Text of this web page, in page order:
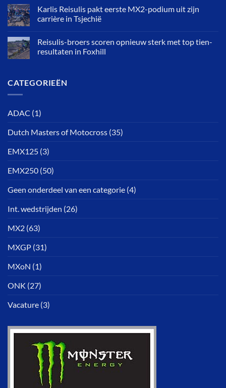
Karlis Reisulis pakt eerste MX2-podium uit zijn
carrière in Tsjechië
Reisulis-broers scoren opnieuw sterk met top tien-
resultaten in Foxhill
CATEGORIEËN
ADAC (1)
Dutch Masters of Motocross (35)
EMX125 (3)
EMX250 (50)
Geen onderdeel van een categorie (4)
Int. wedstrijden (26)
MX2 (63)
MXGP (31)
MXoN (1)
ONK (27)
Vacature (3)